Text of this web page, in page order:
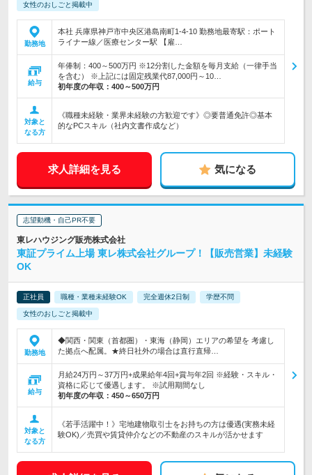
女性のおしごと掲載中
勤務地
本社 兵庫県神戸市中央区港島南町1-4-10 勤務地最寄駅：ポート
ライナー線／医療センター駅 【雇…
給与
年俸制：400～500万円 ※12分割した金額を毎月支給（一律手当
を含む） ※上記には固定残業代87,000円～10…
初年度の年収： 400～500万円
対象と
なる方
《職種未経験・業界未経験の方歓迎です》◎要普通免許◎基本
的なPCスキル（社内文書作成など）
求人詳細を見る 気になる
志望動機・自己PR不要
東レハウジング販売株式会社
東証プライム上場 東レ株式会社グループ！【販売営業】未経験
OK
正社員 職種・業種未経験OK 完全週休2日制 学歴不問
女性のおしごと掲載中
勤務地
◆関西・関東（首都圏）・東海（静岡）エリアの希望を 考慮し
た拠点へ配属。★終日社外の場合は直行直帰…
給与
月給24万円～37万円+成果給年4回+賞与年2回 ※経験・スキル・
資格に応じて優遇します。 ※試用期間なし
初年度の年収： 450～650万円
対象と
なる方
《若手活躍中！》宅地建物取引士をお持ちの方は優遇(実務未経
験OK)／売買や賃貸仲介などの不動産のスキルが活かせます